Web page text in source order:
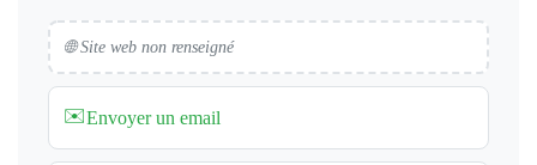
🌐 Site web non renseigné
✉️Envoyer un email